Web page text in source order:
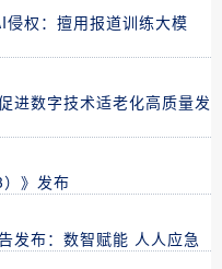
权：擅用报道训练大模
进数字技术适老化高质量发
》发布
发布：数智赋能 人人应急